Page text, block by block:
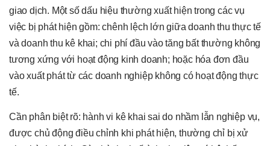
giao dịch. Một số dấu hiệu thường xuất hiện trong các vụ
việc bị phát hiện gồm: chênh lệch lớn giữa doanh thu thực tế
và doanh thu kê khai; chi phí đầu vào tăng bất thường không
tương xứng với hoạt động kinh doanh; hoặc hóa đơn đầu
vào xuất phát từ các doanh nghiệp không có hoạt động thực
tế.
Cần phân biệt rõ: hành vi kê khai sai do nhầm lẫn nghiệp vụ,
được chủ động điều chỉnh khi phát hiện, thường chỉ bị xử